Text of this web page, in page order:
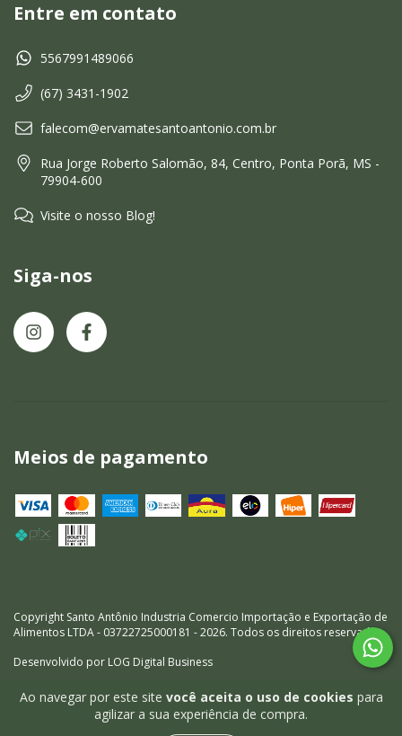
Ao navegar por este site você aceita o uso de cookies para
agilizar a sua experiência de compra.
Entre em contato
5567991489066
(67) 3431-1902
falecom@ervamatesantoantonio.com.br
Rua Jorge Roberto Salomão, 84, Centro, Ponta Porã, MS -
79904-600
Visite o nosso Blog!
Siga-nos
Meios de pagamento
Copyright Santo Antônio Industria Comercio Importação e Exportação de
Alimentos LTDA - 03722725000181 - 2026. Todos os direitos reservados.